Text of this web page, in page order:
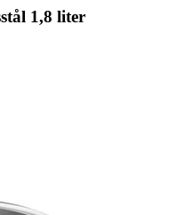
1,8 liter